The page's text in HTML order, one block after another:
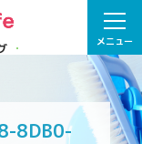
メニュー
8DB0-